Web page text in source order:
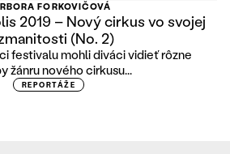
FORKOVIČOVÁ
2019 – Nový cirkus vo svojej
(No. 2)
festivalu mohli diváci vidieť rôzne
žánru nového cirkusu...
REPORTÁŽE